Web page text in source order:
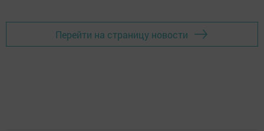
Перейти на страницу новости